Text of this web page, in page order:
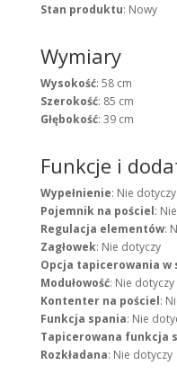
Stan produktu: Nowy
Wymiary
Wysokość: 58 cm
Szerokość: 85 cm
Głębokość: 39 cm
Funkcje i
Wypełnienie: Nie dotyczy
Pojemnik na pościel:
Regulacja elementów:
Zagłowek: Nie dotyczy
Opcja tapicerowania w
Modułowość: Nie dotyczy
Kontenter na pościel:
Funkcja spania: Nie
Tapicerowana funkcja
Rozkładana: Nie dotyczy